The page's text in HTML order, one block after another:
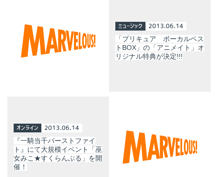
ミュージック 2013.06.14
「プリキュア ボーカルベス
トBOX」の「アニメイト」オ
リジナル特典が決定!!!
オンライン 2013.06.14
『一騎当千バーストファイ
ト』にて大規模イベント「巫
女みこ★すくらんぶる」を開
催！